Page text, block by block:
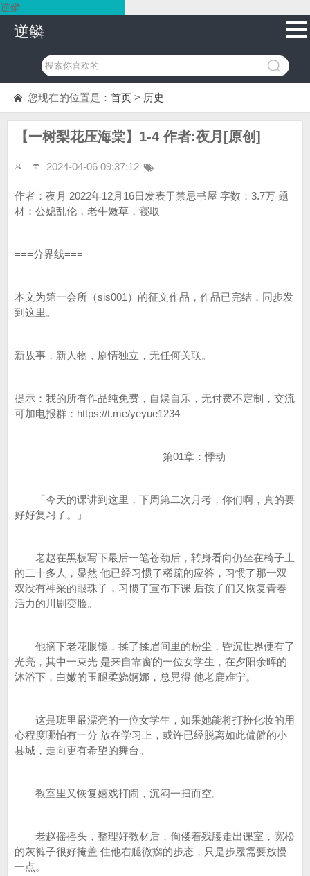
逆鳞
逆鳞
您现在的位置是： 首页 > 历史
【一树梨花压海棠】1-4 作者:夜月[原创]
2024-04-06 09:37:12
作者：夜月 2022年12月16日发表于禁忌书屋 字数：3.7万 题
材：公媳乱伦，老牛嫩草，寝取
===分界线===
本文为第一会所（sis001）的征文作品，作品已完结，同步发
到这里。
新故事，新人物，剧情独立，无任何关联。
提示：我的所有作品纯免费，自娱自乐，无付费不定制，交流
可加电报群：https://t.me/yeyue1234
第01章：悸动
「今天的课讲到这里，下周第二次月考，你们啊，真的要
好好复习了。」
老赵在黑板写下最后一笔苍劲后，转身看向仍坐在椅子上
的二十多人，显然 他已经习惯了稀疏的应答，习惯了那一双
双没有神采的眼珠子，习惯了宣布下课 后孩子们又恢复青春
活力的川剧变脸。
他摘下老花眼镜，揉了揉眉间里的粉尘，昏沉世界便有了
光亮，其中一束光 是来自靠窗的一位女学生，在夕阳余晖的
沐浴下，白嫩的玉腿柔娆婀娜，总晃得 他老鹿难宁。
这是班里最漂亮的一位女学生，如果她能将打扮化妆的用
心程度哪怕有一分 放在学习上，或许已经脱离如此偏僻的小
县城，走向更有希望的舞台。
教室里又恢复嬉戏打闹，沉闷一扫而空。
老赵摇摇头，整理好教材后，佝偻着残腰走出课室，宽松
的灰裤子很好掩盖 住他右腿微瘸的步态，只是步履需要放慢
一点。